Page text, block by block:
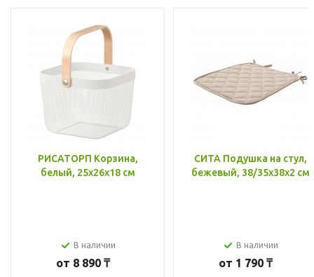
РИСАТОРП Корзина,
белый, 25x26x18 см
В наличии
от 8 890 ₸
СИТА Подушка на стул,
бежевый, 38/35x38x2 см
В наличии
от 1 790 ₸